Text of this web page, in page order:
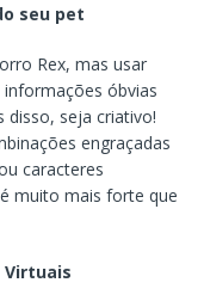
seu pet
Rex, mas usar
informações óbvias
disso, seja criativo!
engraçadas
caracteres
muito mais forte que
Virtuais